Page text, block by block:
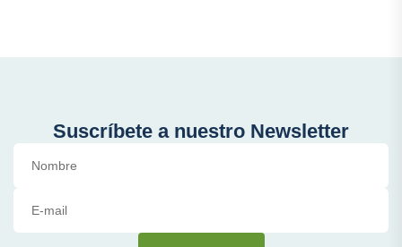
Suscríbete a nuestro Newsletter